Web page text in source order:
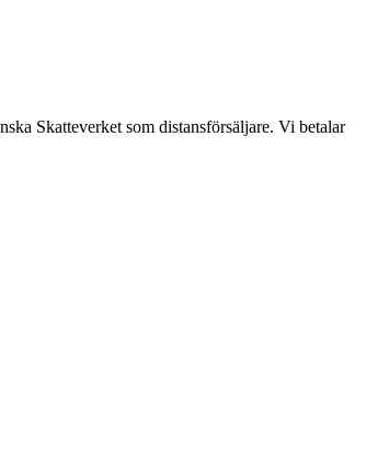
Skatteverket som distansförsäljare. Vi betalar